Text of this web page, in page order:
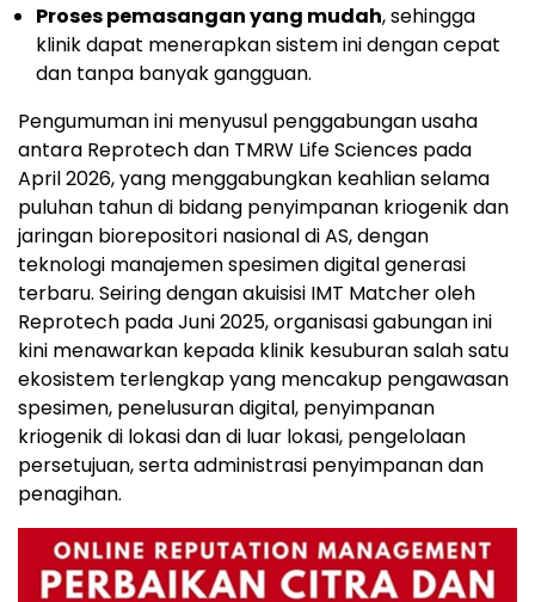
Proses pemasangan yang mudah, sehingga
klinik dapat menerapkan sistem ini dengan cepat
dan tanpa banyak gangguan.
Pengumuman ini menyusul penggabungan usaha
antara Reprotech dan TMRW Life Sciences pada
April 2026, yang menggabungkan keahlian selama
puluhan tahun di bidang penyimpanan kriogenik dan
jaringan biorepositori nasional di AS, dengan
teknologi manajemen spesimen digital generasi
terbaru. Seiring dengan akuisisi IMT Matcher oleh
Reprotech pada Juni 2025, organisasi gabungan ini
kini menawarkan kepada klinik kesuburan salah satu
ekosistem terlengkap yang mencakup pengawasan
spesimen, penelusuran digital, penyimpanan
kriogenik di lokasi dan di luar lokasi, pengelolaan
persetujuan, serta administrasi penyimpanan dan
penagihan.